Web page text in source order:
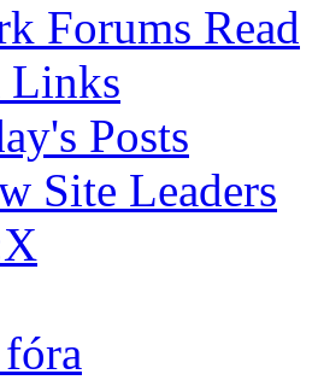
Forums Read
Links
Posts
Site Leaders